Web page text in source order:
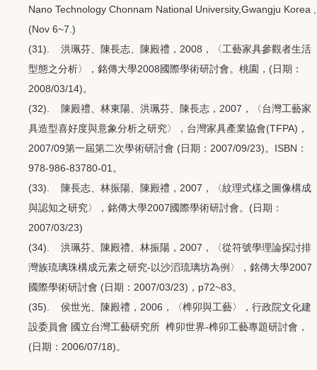
Nano Technology Chonnam National University,Gwangju Korea ,
(Nov 6~7.)
(31). 洪珮芬、陳長志、陳殿禮，2008，〈工藝家具參觀者生活
型態之分析〉，銘傳大學2008國際學術研討會。桃園，(日期：
2008/03/14)。
(32). 陳殿禮、林東陽、洪珮芬、陳長志，2007，〈台灣工藝家
具造型喜好度與意象分析之研究〉，台灣家具產業協會(TFPA)，
2007/09第一屆第二次學術研討會 (日期：2007/09/23)。ISBN：
978-986-83780-01。
(33). 陳長志、林振陽、陳殿禮，2007，〈紋理式樣之圖像構成
與認知之研究〉，銘傳大學2007國際學術研討會。(日期：
2007/03/23)
(34). 洪珮芬、陳殿禮、林振陽，2007，〈從符號學理論探討排
灣族琉璃珠構成元素之研究-以沙滔琉璃坊為例〉，銘傳大學2007
國際學術研討會 (日期：2007/03/23)，p72~83。
(35). 侯世光、陳殿禮，2006，〈榫卯與工藝〉，行政院文化建
設委員會 國立台灣工藝研究所 榫卯世界-榫卯工藝專題研討會，
(日期：2006/07/18)。